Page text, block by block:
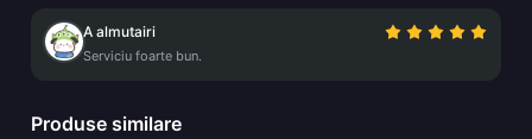
A almutairi
Serviciu foarte bun.
Produse similare